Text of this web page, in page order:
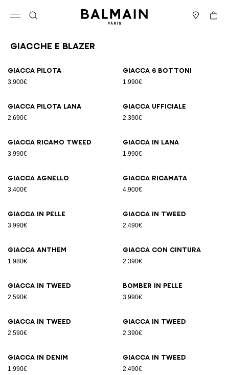
Giacche e blazer
Giacca pilota
3.900€
Giacca 6 bottoni
1.990€
Giacca pilota lana
2.690€
Giacca ufficiale
2.390€
Giacca ricamo tweed
3.990€
Giacca in lana
1.990€
Giacca agnello
3.400€
Giacca ricamata
4.900€
Giacca in pelle
3.990€
Giacca in tweed
2.490€
Giacca Anthem
1.980€
Giacca con cintura
2.390€
Giacca in tweed
2.590€
Bomber in pelle
3.990€
Giacca in tweed
2.590€
Giacca in tweed
2.390€
Giacca in denim
1.990€
Giacca in tweed
2.490€